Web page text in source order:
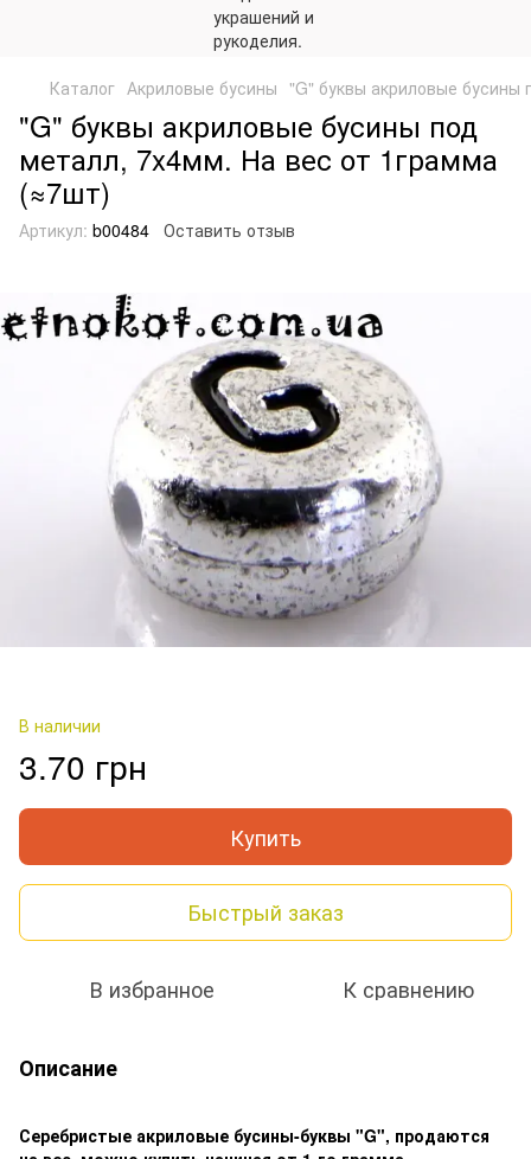
Каталог Акриловые бусины "G" буквы акриловые
"G" буквы акриловые бусины под
металл, 7x4мм. На вес от 1грамма
(≈7шт)
Артикул: b00484 Оставить отзыв
В наличии
3.70 грн
Купить
Быстрый заказ
В избранное К сравнению
Описание
Серебристые акриловые бусины-буквы "G", продаются